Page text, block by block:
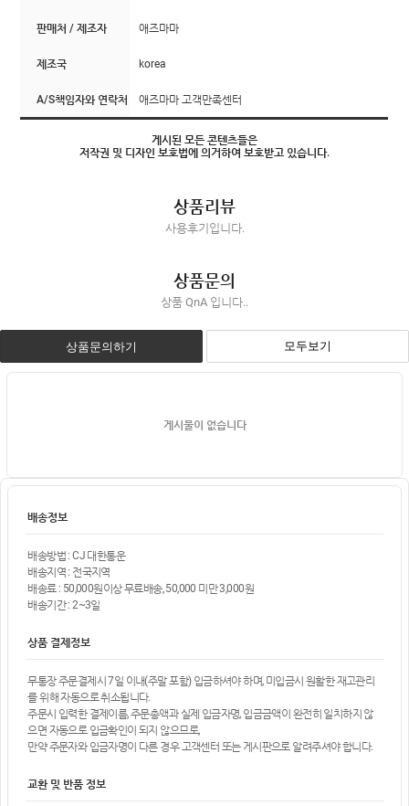
판매처 / 제조자 애즈마마
제조국 korea
A/S책임자와 연락처 애즈마마 고객만족센터
게시된 모든 콘텐츠들은
저작권 및 디자인 보호법에 의거하여 보호받고 있습니다.
상품리뷰
사용후기입니다.
상품문의
상품 QnA 입니다..
상품문의하기 모두보기
게시물이 없습니다
배송정보
배송방법 : CJ 대한통운
배송지역 : 전국지역
배송료 : 50,000원이상 무료배송, 50,000 미만 3,000원
배송기간 : 2~3일
상품 결제정보
무통장 주문결제시 7일 이내(주말 포함) 입금하셔야 하며, 미입금시 원활한 재고관리
를 위해 자동으로 취소됩니다.
주문시 입력한 결제이름, 주문총액과 실제 입금자명, 입금금액이 완전히 일치하지 않
으면 자동으로 입금확인이 되지 않으므로,
만약 주문자와 입금자명이 다른 경우 고객센터 또는 게시판으로 알려주셔야 합니다.
교환 및 반품 정보